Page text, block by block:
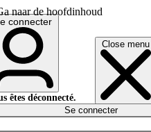
naar de hoofdinhoud
Close menu
connecter
êtes déconnecté.
Se connecter